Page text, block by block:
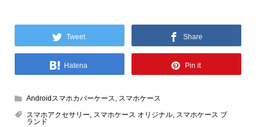
Tweet Share
Hatena Pin it
Androidスマホカバーケース, スマホケース
スマホアクセサリー, スマホケース オリジナル, スマホケース ブ
ランド